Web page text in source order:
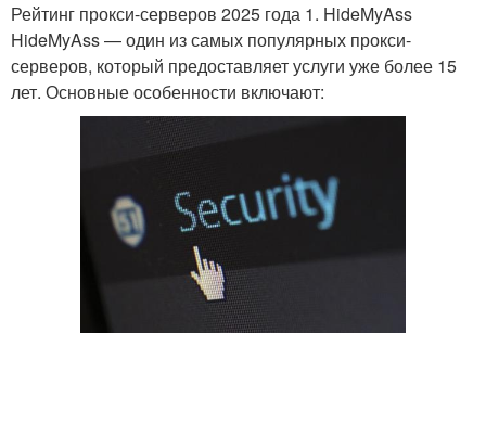
Рейтинг прокси-серверов 2025 года 1. HideMyAss
HideMyAss — один из самых популярных прокси-
серверов, который предоставляет услуги уже более 15
лет. Основные особенности включают: